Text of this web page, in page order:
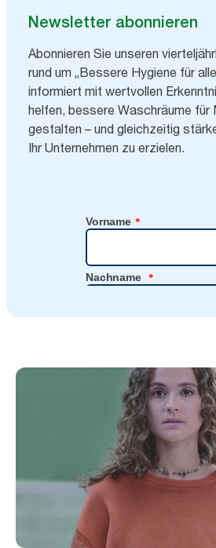
Newsletter abonnieren
Abonnieren Sie unseren
rund um „Bessere Hygiene für
informiert mit wertvollen
helfen, bessere Waschräume für
gestalten – und gleichzeitig
Ihr Unternehmen zu erzielen.